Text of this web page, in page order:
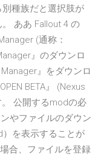
種族だと選択肢が
ああ Fallout 4 の
(通称：
』のダウンロ
』をダウンロ
BETA』 (Nexus
公開するmodの必
やファイルのダウン
を表示することが
合、ファイルを登録